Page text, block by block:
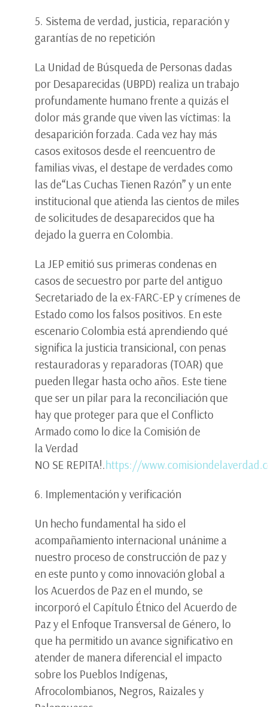
5. Sistema de verdad, justicia, reparación y
garantías de no repetición
La Unidad de Búsqueda de Personas dadas
por Desaparecidas (UBPD) realiza un trabajo
profundamente humano frente a quizás el
dolor más grande que viven las víctimas: la
desaparición forzada. Cada vez hay más
casos exitosos desde el reencuentro de
familias vivas, el destape de verdades como
las de“Las Cuchas Tienen Razón” y un ente
institucional que atienda las cientos de miles
de solicitudes de desaparecidos que ha
dejado la guerra en Colombia.
La JEP emitió sus primeras condenas en
casos de secuestro por parte del antiguo
Secretariado de la ex-FARC-EP y crímenes de
Estado como los falsos positivos. En este
escenario Colombia está aprendiendo qué
significa la justicia transicional, con penas
restauradoras y reparadoras (TOAR) que
pueden llegar hasta ocho años. Este tiene
que ser un pilar para la reconciliación que
hay que proteger para que el Conflicto
Armado como lo dice la Comisión de
la Verdad
NO SE REPITA!.https://
6. Implementación y verificación
Un hecho fundamental ha sido el
acompañamiento internacional unánime a
nuestro proceso de construcción de paz y
en este punto y como innovación global a
los Acuerdos de Paz en el mundo, se
incorporó el Capítulo Étnico del Acuerdo de
Paz y el Enfoque Transversal de Género, lo
que ha permitido un avance significativo en
atender de manera diferencial el impacto
sobre los Pueblos Indígenas,
Afrocolombianos, Negros, Raizales y